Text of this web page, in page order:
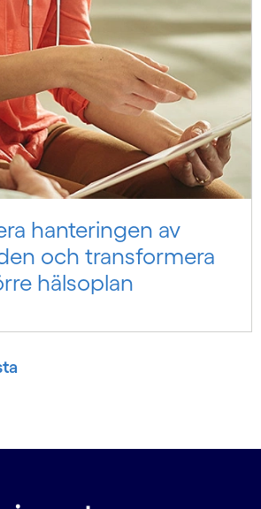
hanteringen av
och transformera
hälsoplan